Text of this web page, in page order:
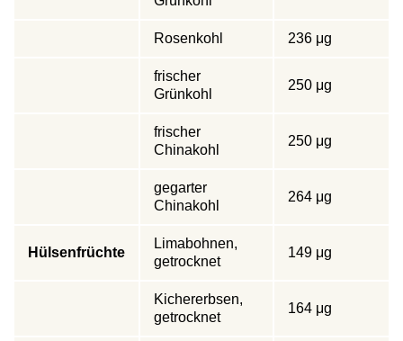
Rosenkohl 236 μg
frischer
Grünkohl
250 μg
frischer
Chinakohl
250 μg
gegarter
Chinakohl
264 μg
Hülsenfrüchte
Limabohnen,
getrocknet
149 μg
Kichererbsen,
getrocknet
164 μg